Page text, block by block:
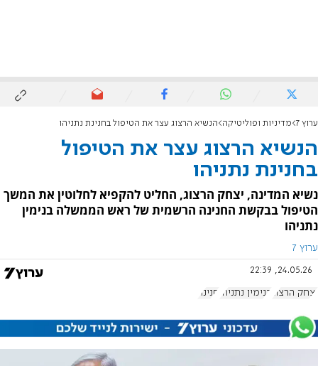
ערוץ 7 מדיניות ופוליטיקה הנשיא הרצוג עצר את הטיפול בחנינת נתניהו
הנשיא הרצוג עצר את הטיפול
בחנינת נתניהו
נשיא המדינה, יצחק הרצוג, החליט להקפיא לחלוטין את המשך
הטיפול בבקשת החנינה הרשמית של ראש הממשלה בנימין
נתניהו
ערוץ 7
24.05.26, 22:39
יצחק הרצוג בנימין נתניהו חנינה